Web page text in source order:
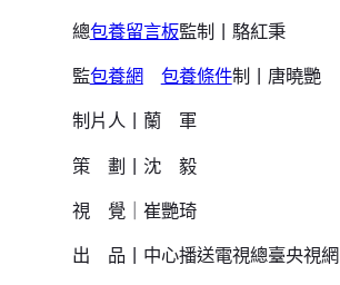
總包養留言板監制丨駱紅秉
監包養網 包養條件制丨唐曉艷
制片人丨蘭 軍
策 劃丨沈 毅
視 覺｜崔艷琦
出 品丨中心播送電視總臺央視網